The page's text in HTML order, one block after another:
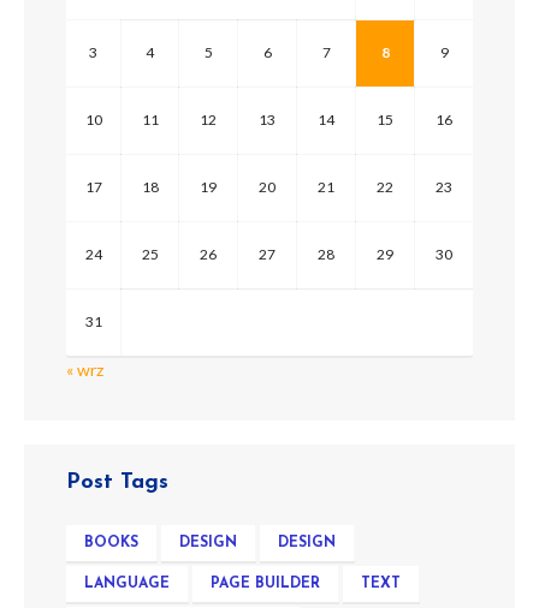
3 4 5 6 7 8 9
10 11 12 13 14 15 16
17 18 19 20 21 22 23
24 25 26 27 28 29 30
31
« wrz
Post Tags
BOOKS DESIGN DESIGN
LANGUAGE PAGE BUILDER TEXT